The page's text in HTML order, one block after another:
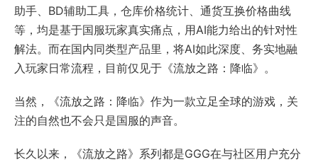
助手、BD辅助工具，仓库价格统计、通货互换价格曲线
等，均是基于国服玩家真实痛点，用AI能力给出的针对性
解法。而在国内同类型产品里，将AI如此深度、务实地融
入玩家日常流程，目前仅见于《流放之路：降临》。
当然，《流放之路：降临》作为一款立足全球的游戏，关
注的自然也不会只是国服的声音。
长久以来，《流放之路》系列都是GGG在与社区用户充分